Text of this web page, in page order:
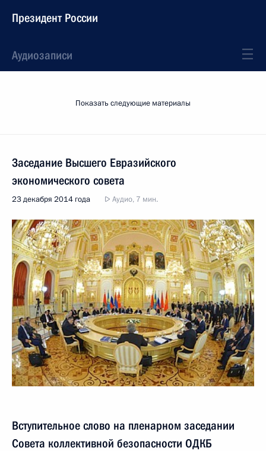
Президент России
Аудиозаписи
Показать следующие материалы
Заседание Высшего Евразийского
экономического совета
23 декабря 2014 года Аудио, 7 мин.
Вступительное слово на пленарном заседании
Совета коллективной безопасности ОДКБ